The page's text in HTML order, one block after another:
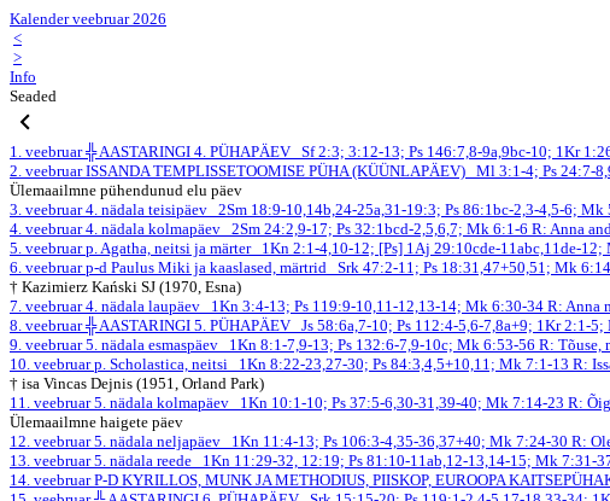
Kalender veebruar 2026
<
>
Info
Seaded
1. veebruar╬ AASTARINGI 4. PÜHAPÄEV Sf 2:3; 3:12-13; Ps 146:7,8-9a,9bc-10; 1Kr
2. veebruarISSANDA TEMPLISSETOOMISE PÜHA (KÜÜNLAPÄEV) Ml 3:1-4; Ps 24:7-
Ülemaailmne pühendunud elu päev
3. veebruar4. nädala teisipäev 2Sm 18:9-10,14b,24-25a,31-19:3; Ps 86:1bc-2,3-4,5-6; Mk
4. veebruar4. nädala kolmapäev 2Sm 24:2,9-17; Ps 32:1bcd-2,5,6,7; Mk 6:1-6 R: Anna
5. veebruarp. Agatha, neitsi ja märter 1Kn 2:1-4,10-12; [Ps] 1Aj 29:10cde-11abc,11de-12;
6. veebruarp-d Paulus Miki ja kaaslased, märtrid Srk 47:2-11; Ps 18:31,47+50,51; Mk
† Kazimierz Kański SJ (1970, Esna)
7. veebruar4. nädala laupäev 1Kn 3:4-13; Ps 119:9-10,11-12,13-14; Mk 6:30-34 R: Anna
8. veebruar╬ AASTARINGI 5. PÜHAPÄEV Js 58:6a,7-10; Ps 112:4-5,6-7,8a+9; 1Kr 2:1-
9. veebruar5. nädala esmaspäev 1Kn 8:1-7,9-13; Ps 132:6-7,9-10c; Mk 6:53-56 R: Tõuse,
10. veebruarp. Scholastica, neitsi 1Kn 8:22-23,27-30; Ps 84:3,4,5+10,11; Mk 7:1-13 R:
† isa Vincas Dejnis (1951, Orland Park)
11. veebruar5. nädala kolmapäev 1Kn 10:1-10; Ps 37:5-6,30-31,39-40; Mk 7:14-23 R:
Ülemaailmne haigete päev
12. veebruar5. nädala neljapäev 1Kn 11:4-13; Ps 106:3-4,35-36,37+40; Mk 7:24-30 R:
13. veebruar5. nädala reede 1Kn 11:29-32, 12:19; Ps 81:10-11ab,12-13,14-15; Mk 7:31-
14. veebruarP-D KYRILLOS, MUNK JA METHODIUS, PIISKOP, EUROOPA